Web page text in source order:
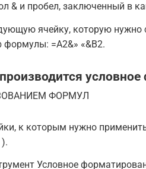
& и пробел, заключенный в
ячейку, которую
=A2&» «&B2.
ФОРМУЛ
к которым нужно
Условное